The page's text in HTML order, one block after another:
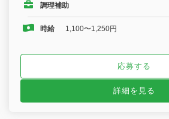
調理補助
時給 1,100〜1,250円
応募する
詳細を見る